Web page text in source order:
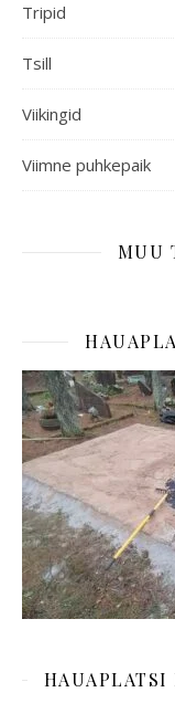
Tripid
Tsill
Viikingid
Viimne puhkepaik
MUU
HAUAPLATSI